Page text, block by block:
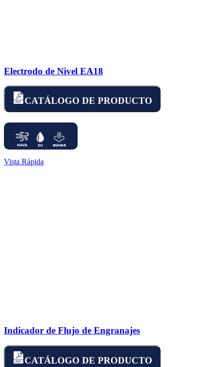
Electrodo de Nivel EA18
CATÁLOGO DE PRODUCTO
Vista Rápida
Indicador de Flujo de Engranajes
CATÁLOGO DE PRODUCTO